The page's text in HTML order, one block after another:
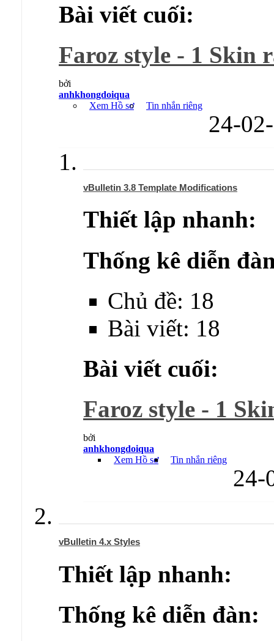
Bài viết cuối:
Faroz style - 1 Skin
bởi
anhkhongdoiqua
Xem Hồ sơ
Tin nhắn riêng
24-
vBulletin 3.8 Template Modifications
Thiết lập nhanh:
Thống kê diễn
Chủ đề: 18
Bài viết: 18
Bài viết cuối:
Faroz style - 1
bởi
anhkhongdoiqua
Xem Hồ sơ
Tin nhắn riêng
24-
vBulletin 4.x Styles
Thiết lập nhanh:
Thống kê diễn đàn: